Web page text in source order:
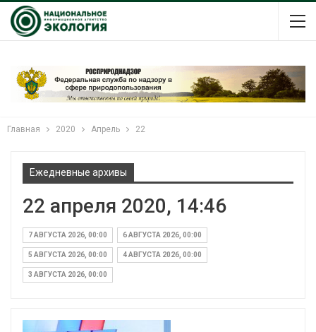
Главная 2020 Апрель 22
Ежедневные архивы
22 апреля 2020, 14:46
7 АВГУСТА 2026, 00:00 6 АВГУСТА 2026, 00:00
5 АВГУСТА 2026, 00:00 4 АВГУСТА 2026, 00:00
3 АВГУСТА 2026, 00:00